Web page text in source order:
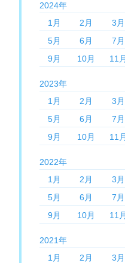
2024年
1月
2月 3月
5月
6月 7月
9月
10月 11月
2023年
1月
2月 3月
5月
6月 7月
9月
10月 11月
2022年
1月
2月 3月
5月
6月 7月
9月
10月 11月
2021年
1月
2月 3月